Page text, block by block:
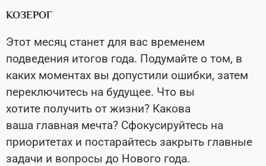
КОЗЕРОГ
Этот месяц станет для вас временем
подведения итогов года. Подумайте о том, в
каких моментах вы допустили ошибки, затем
переключитесь на будущее. Что вы
хотите получить от жизни? Какова
ваша главная мечта? Сфокусируйтесь на
приоритетах и постарайтесь закрыть главные
задачи и вопросы до Нового года.